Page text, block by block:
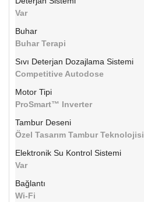
Var
Buhar
Buhar Terapi
Sıvı Deterjan Dozajlama Sistemi
Competitive Autodose
Motor Tipi
ProSmart™ Inverter
Tambur Deseni
Özel Tasarım Tambur Teknolojisi
Elektronik Su Kontrol Sistemi
Var
Bağlantı
Wi-Fi